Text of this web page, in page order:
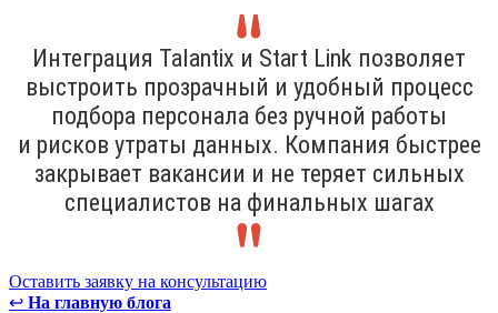
Интеграция Talantix и Start Link позволяет
выстроить прозрачный и удобный процесс
подбора персонала без ручной работы
и рисков утраты данных. Компания быстрее
закрывает вакансии и не теряет сильных
специалистов на финальных шагах
Оставить заявку на консультацию
↩ На главную блога